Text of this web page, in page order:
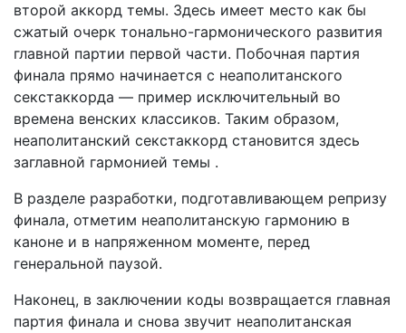
второй аккорд темы. Здесь имеет место как бы
сжатый очерк тонально-гармонического развития
главной партии первой части. Побочная партия
финала прямо начинается с неаполитанского
секстаккорда — пример исключительный во
времена венских классиков. Таким образом,
неаполитанский секстаккорд становится здесь
заглавной гармонией темы .
В разделе разработки, подготавливающем репризу
финала, отметим неаполитанскую гармонию в
каноне и в напряженном моменте, перед
генеральной паузой.
Наконец, в заключении коды возвращается главная
партия финала и снова звучит неаполитанская